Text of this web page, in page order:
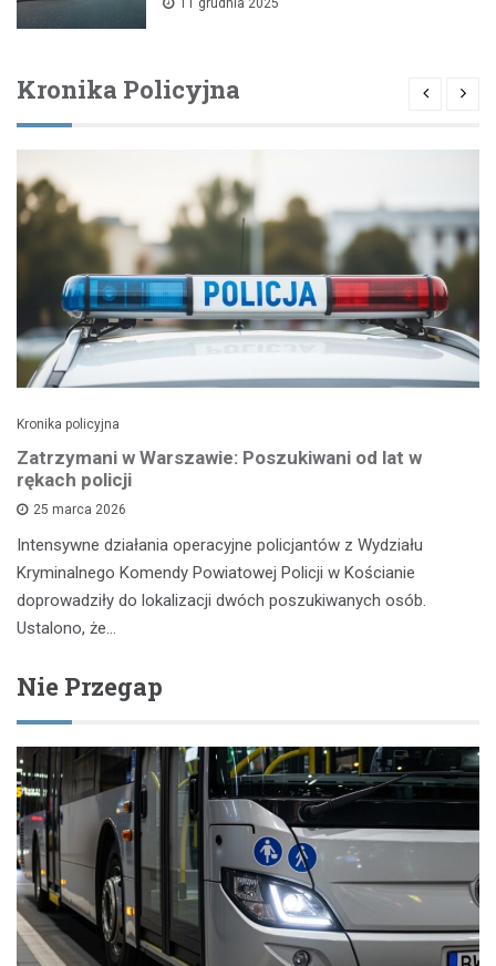
11 grudnia 2025
Kronika Policyjna
Kronika policyjna
Zatrzymani w Warszawie: Poszukiwani od lat w
rękach policji
25 marca 2026
Intensywne działania operacyjne policjantów z Wydziału
Kryminalnego Komendy Powiatowej Policji w Kościanie
doprowadziły do lokalizacji dwóch poszukiwanych osób.
Ustalono, że…
Nie Przegap